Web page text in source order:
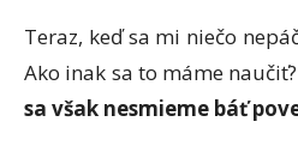
Teraz, keď sa mi niečo
Ako inak sa to máme
sa však nesmieme báť